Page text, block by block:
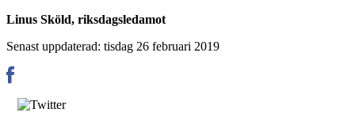
Linus Sköld, riksdagsledamot
Senast uppdaterad: tisdag 26 februari 2019